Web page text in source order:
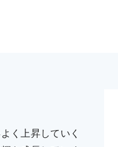
く上昇していく